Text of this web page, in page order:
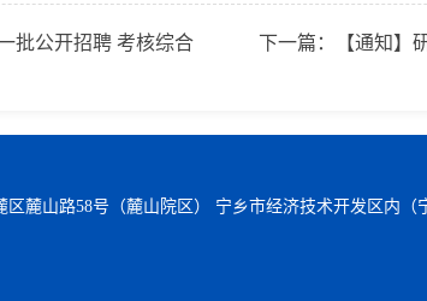
批公开招聘 考核综合
下一篇：
【通知】
麓山路58号（麓山院区） 宁乡市经济技术开发区内（